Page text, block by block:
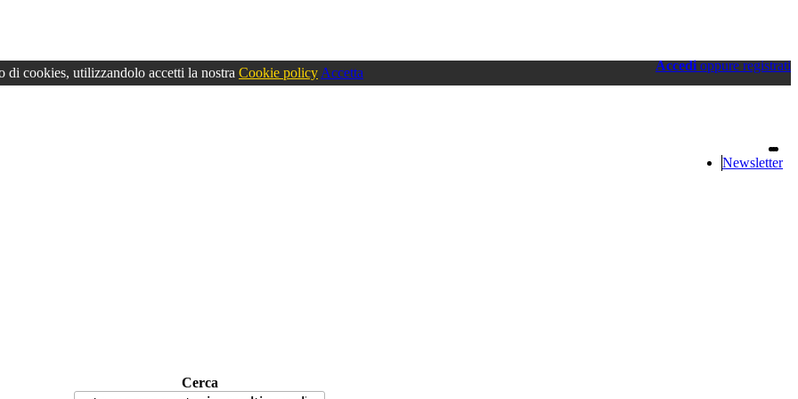
Accedioppure registrati
di cookies, utilizzandolo accetti la nostra Cookie policy Accetta
Newsletter
Cerca